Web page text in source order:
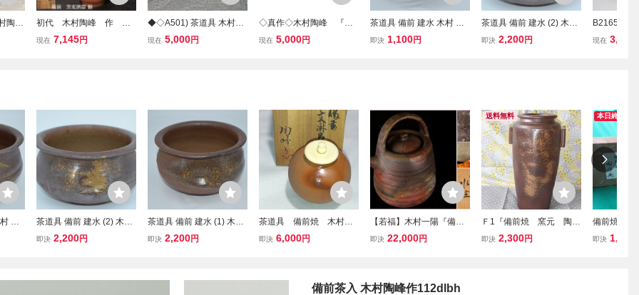
陶峰
初代 木村陶峰 作
「 備前 窯変 火襷
現在 7,145円
◆◇A501) 茶道具 木村陶
峰 作 備前焼 肩衝茶入 共
現在 5,000円
◇真作◇木村陶峰 『備
前茶入 』 共箱 備前
現在 5,000円
茶道具 備前 建水 木村 陶
峰 作 茶道 22-3502
即決 1,100円
茶道具 備前 建水 (2) 木村
陶峰 作 茶道 22-6109
即決 2,200円
B2165 備
作 灰器 ☆
現在 3,000
陶
茶道具 備前 建水 (2) 木村
陶峰 作 茶道 22-6109
即決 2,200円
茶道具 備前 建水 (1) 木村
陶峰 作 茶道 22-6108
即決 2,200円
茶道具 備前焼 木村陶
峰作 備前火襷焼文琳茶
即決 6,000円
【若福】木村一陽『備前
水注』備前焼 水注 備前焼
即決 22,000円
送料無料
Ｆ1『備前焼 窯元 陶正
園 木村陶峰造 花瓶
即決 2,300円
本日終了
備前焼 木
ペア 湯呑
即決 1,800
備前茶入 木村陶峰作112dlbh